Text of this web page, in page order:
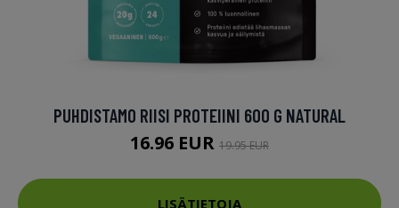
PUHDISTAMO RIISI PROTEIINI 600 G NATURAL
16.96 EUR 19.95 EUR
LISÄTIETOJA